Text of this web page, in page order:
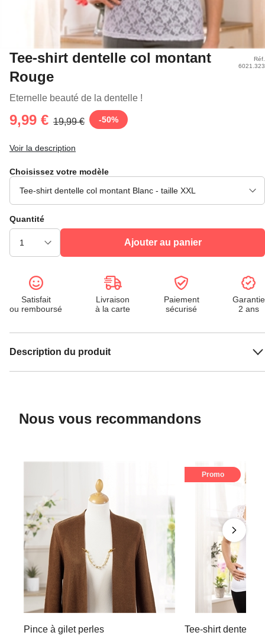
Tee-shirt dentelle col montant
Rouge
Eternelle beauté de la dentelle !
Réf.
6021.323
9,99 € 19,99 € -50%
Voir la description
Choisissez votre modèle
Quantité
Ajouter au panier
Satisfait
ou remboursé
Livraison
à la carte
Paiement
sécurisé
Garantie
2 ans
Description du produit
Nous vous recommandons
Pince à gilet perles
Promo
Tee-shirt dentelle